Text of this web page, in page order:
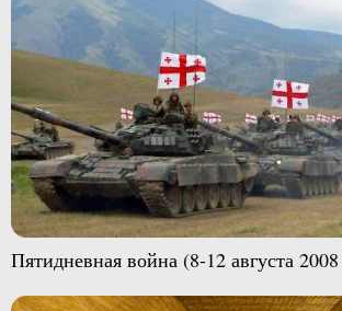
Пятидневная война (8-12 августа 2008